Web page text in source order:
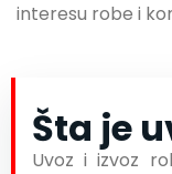
interesu robe i
Šta je
Uvoz i izvoz